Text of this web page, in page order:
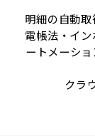
明細の自動取
電帳法・イ
ートメーシ
クラ